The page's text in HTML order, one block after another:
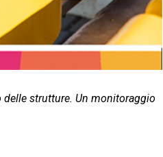
delle strutture. Un monitoraggio